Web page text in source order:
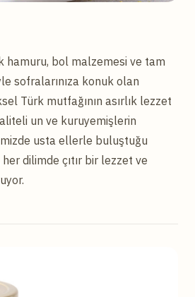
hamuru, bol malzemesi ve tam
sofralarınıza konuk olan
Türk mutfağının asırlık lezzet
un ve kuruyemişlerin
usta ellerle buluştuğu
dilimde çıtır bir lezzet ve